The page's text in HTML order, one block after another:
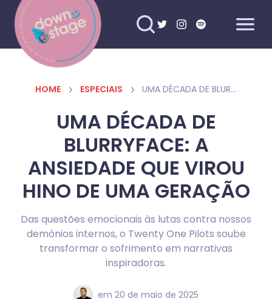
HOME ESPECIAIS UMA DÉCADA DE BLURRYFACE: A ANSIEDADE QUE VIROU HINO DE UMA GERAÇÃO
UMA DÉCADA DE
BLURRYFACE: A
ANSIEDADE QUE VIROU
HINO DE UMA GERAÇÃO
Das questões emocionais às lutas contra nossos
demônios internos, o Twenty One Pilots soube
transformar o sofrimento em narrativas
inspiradoras.
em 20 de maio de 2025